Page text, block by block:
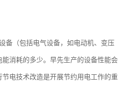
备（包括电气设备，如电动机、变压
消耗的多少。早先生产的设备性能会
电技术改造是开展节约用电工作的重